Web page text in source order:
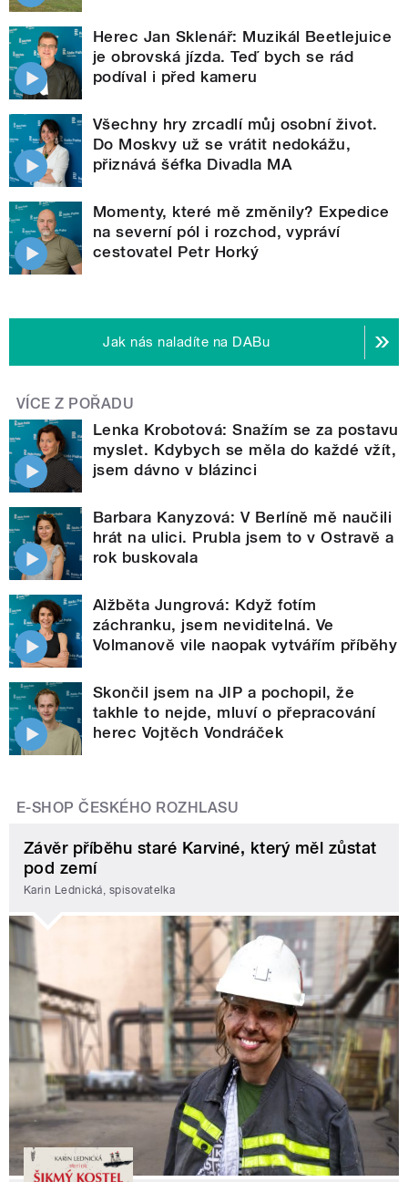
Herec Jan Sklenář: Muzikál Beetlejuice
je obrovská jízda. Teď bych se rád
podíval i před kameru
Všechny hry zrcadlí můj osobní život.
Do Moskvy už se vrátit nedokážu,
přiznává šéfka Divadla MA
Momenty, které mě změnily? Expedice
na severní pól i rozchod, vypráví
cestovatel Petr Horký
Jak nás naladíte na DABu
VÍCE Z POŘADU
Lenka Krobotová: Snažím se za postavu
myslet. Kdybych se měla do každé vžít,
jsem dávno v blázinci
Barbara Kanyzová: V Berlíně mě naučili
hrát na ulici. Prubla jsem to v Ostravě a
rok buskovala
Alžběta Jungrová: Když fotím
záchranku, jsem neviditelná. Ve
Volmanově vile naopak vytvářím příběhy
Skončil jsem na JIP a pochopil, že
takhle to nejde, mluví o přepracování
herec Vojtěch Vondráček
E-SHOP ČESKÉHO ROZHLASU
Závěr příběhu staré Karviné, který měl zůstat
pod zemí
Karin Lednická, spisovatelka